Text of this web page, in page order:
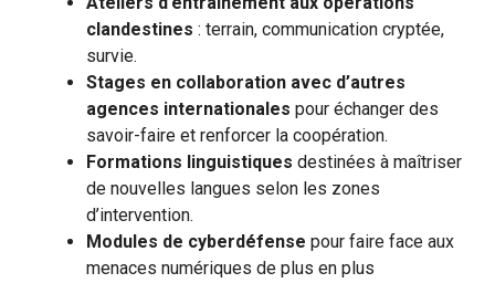
clandestines : terrain, communication cryptée,
survie.
Stages en collaboration avec d’autres
agences internationales pour échanger des
savoir-faire et renforcer la coopération.
Formations linguistiques destinées à maîtriser
de nouvelles langues selon les zones
d’intervention.
Modules de cyberdéfense pour faire face aux
menaces numériques de plus en plus